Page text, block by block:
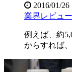
2016/01/26
業界レビュー
例えば、約
からすれば